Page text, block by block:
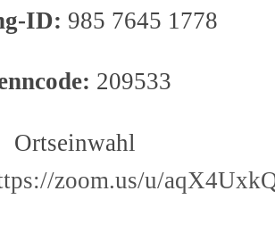
ID: 985 7645 1778
209533
Ortseinwahl
zoom.us/u/